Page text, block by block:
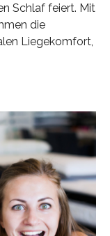
Schlaf feiert. Mit
die
Liegekomfort,